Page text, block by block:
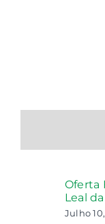
Oferta
Leal
Julho